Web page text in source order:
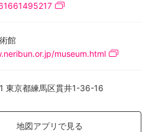
館
museum.html
東京都練馬区貫井1-36-16
地図アプリで見る